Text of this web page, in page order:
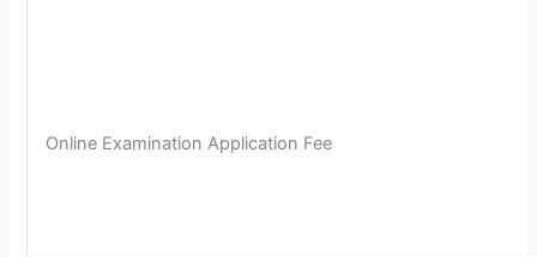
Online Examination Application Fee